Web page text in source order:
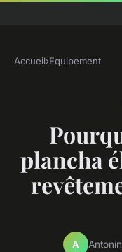
Accueil›Equipement
plancha
A Antonin